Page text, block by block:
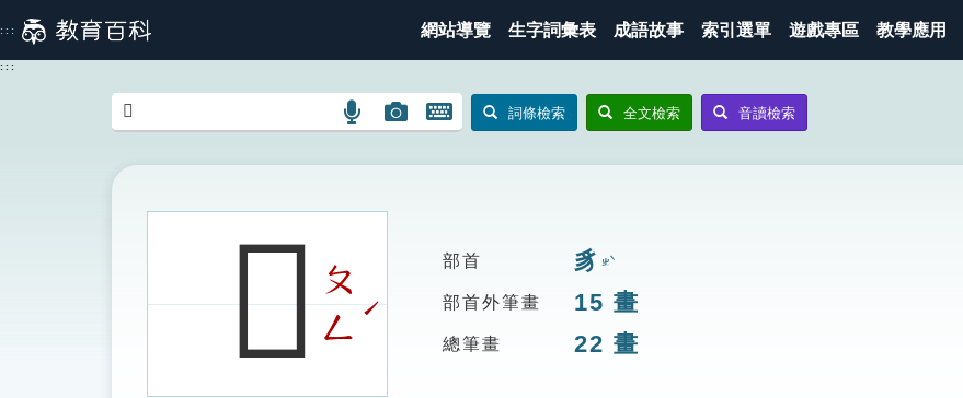
到
主
::: 網站導覽 生字詞彙表 成語故事 索引選單 遊戲專區 教學應用
:::
語
搜
圖
圖
搜
開
鍵
詞條檢索 全文檢索 音讀檢索
𧴟ㄆ
ㄥ
ˊ
部首 豸 ㄓˋ
部首外筆畫 15 畫
總筆畫 22 畫